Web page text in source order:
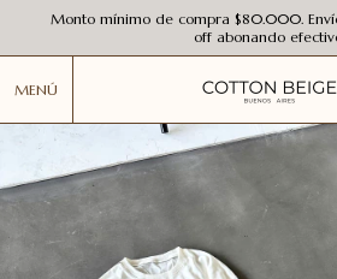
Monto mínimo de compra $80.000.
off abonando
MENÚ